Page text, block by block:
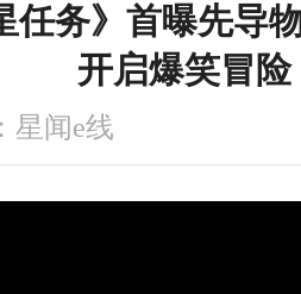
任务》首曝先导
开启爆笑冒险
星闻e线